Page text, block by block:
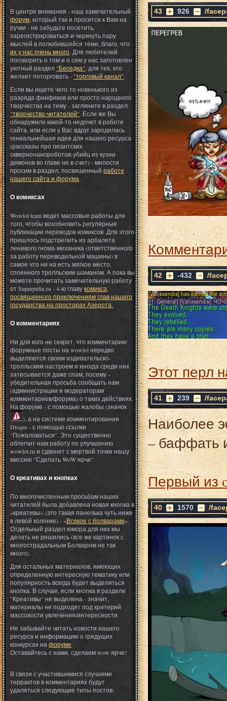
В центре внимания - наш замечательный
форум , который так и просится к Вам на
ручки - не забудьте посетить,
зарегистрироваться и черкнуть пару
мыслей в полюбившейся теме, благо, что
их у нас очень много. Для любителей
поговорить о том и о сем у нас заготовлен
уютный раздел "Беседка" , для тех, кто
желает поторговать - "торговый канал".
Если вы ищете чего-то новенького из
разряда фанфиков или просто народного
творчества на тему - загляните в раздел
"творчество читателей". Если же Вы
обнаружили какой-то недочет в работе
сайта, или если у Вас вдруг зародилась
гениальнейшая идея для нашего ресурса
(рассказы про гигантских
сквернонанороботов-убийц из кузни
демонов во главе не в счет) - милости
просим в раздел, посвященный работе
нашего сайта и форума.
О комиксах
Wowlol team ведет массовые работы для
того, чтобы возобновить регулярные
публикации переводов комиксов. Для этого
пришлось подстрелить из арбалета
ленивого гнома-механика (ответственного
за работу переводильной машины) в
самое что ни на есть мягкое место,
споенного тролльским шаманом. А пока вы
можете прочитать замечательную работу
от Superputin.ru - 4-ю главукомикса,
посвященного приключениям глав нашего
государства на просторах Азерота.
О комментариях
Ни для кого не секрет, что комментарии/
форумные посты на wowlol нередко
выделяются своим издевательско-
тролльским настроем и иногда среди них
затесывается даже спам, посему -
убедительная просьба сообщать нам
(администрации и модераторам
комментариев/форума) о таких действиях.
На форуме - с помощью жалобы (значок
), а на системе комментирования
Disqus - с помощью ссылки
"Пожаловаться". Это существенно
облегчит нам работу по улучшению
wowlol.ru и сдвинет с мертвой точки нашу
миссию "Сделать WoW ярче".
О креативах и кнопках
По многочисленным просьбам наших
читателей была добавлена новая кнопка в
«креативы» (это такая панелька чуть ниже
в левой колонке) - «Всякое с болварами».
Отдельный раздел юмора для них мы
делать не решились (все же картинок с
многострадальным Болваром не так
много).
Для остальных материалов, имеющих
определенную интересную тематику или
популярность всегда будет выделяться
кнопка. В случае, если кнопка в разделе
"Креативы" не выделена - значит,
материалы не подходят под критерий
массовости увлечения/интересности.
Не забывайте читать новости нашего
ресурса и информацию о грядущих
конкурсах на форуме.
Оставайтесь с нами, сделаем wow ярче!
В связи с участившимися случаями
террактов в комментариях будут
удаляться следующие типы постов:
43 926 /
42 -432 /
Этот перл
41 239 /
Наиболее
– баффать
Первый из
40 1570 /